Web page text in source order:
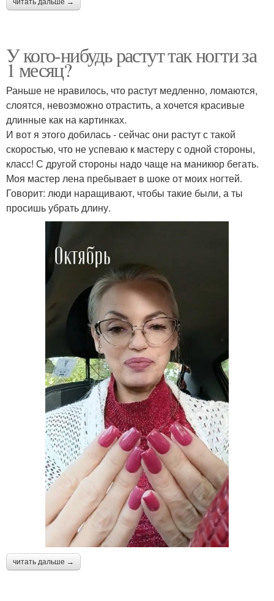
читать дальше →
У кого-нибудь растут так ногти за
1 месяц?
Раньше не нравилось, что растут медленно, ломаются,
слоятся, невозможно отрастить, а хочется красивые
длинные как на картинках.
И вот я этого добилась - сейчас они растут с такой
скоростью, что не успеваю к мастеру с одной стороны,
класс! С другой стороны надо чаще на маникюр бегать.
Моя мастер лена пребывает в шоке от моих ногтей.
Говорит: люди наращивают, чтобы такие были, а ты
просишь убрать длину.
читать дальше →